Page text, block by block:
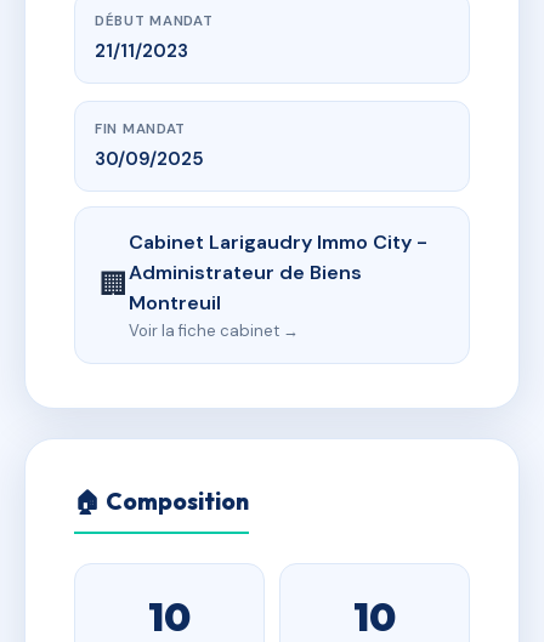
DÉBUT MANDAT
21/11/2023
FIN MANDAT
30/09/2025
🏢
Cabinet Larigaudry Immo City -
Administrateur de Biens
Montreuil
Voir la fiche cabinet →
🏠 Composition
10 10